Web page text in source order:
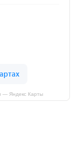
— Яндекс Карты